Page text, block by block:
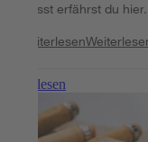
musst erfährst du hier.
Weiterlesen
Weiterlesen